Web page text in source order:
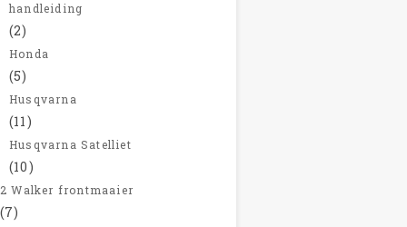
handleiding
(2)
Honda
(5)
Husqvarna
(11)
Husqvarna Satelliet
(10)
2 Walker frontmaaier
(7)